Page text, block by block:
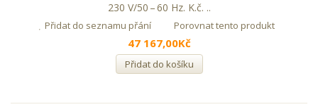
230 V/50 – 60 Hz. K.č. ..
Přidat do seznamu přání Porovnat tento produkt
47 167,00Kč
Přidat do košíku